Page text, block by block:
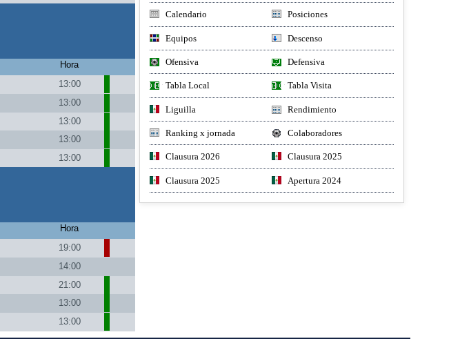
Hora
13:00
13:00
13:00
13:00
13:00
Hora
19:00
14:00
21:00
13:00
13:00
Calendario Posiciones
Equipos Descenso
Ofensiva Defensiva
Tabla Local Tabla Visita
Liguilla Rendimiento
Ranking x jornada Colaboradores
Clausura 2026 Clausura 2025
Clausura 2025 Apertura 2024